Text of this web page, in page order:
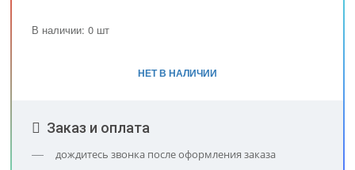
В наличии: 0 шт
НЕТ В НАЛИЧИИ
Заказ и оплата
дождитесь звонка после оформления заказа